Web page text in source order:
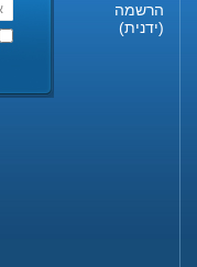
הרשמה
(ידנית)